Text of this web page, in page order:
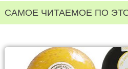
САМОЕ ЧИТАЕМОЕ ПО